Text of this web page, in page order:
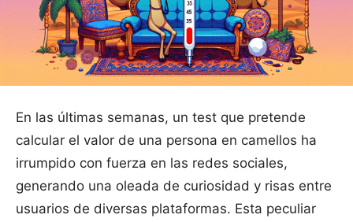
En las últimas semanas, un test que pretende
calcular el valor de una persona en camellos ha
irrumpido con fuerza en las redes sociales,
generando una oleada de curiosidad y risas entre
usuarios de diversas plataformas. Esta peculiar